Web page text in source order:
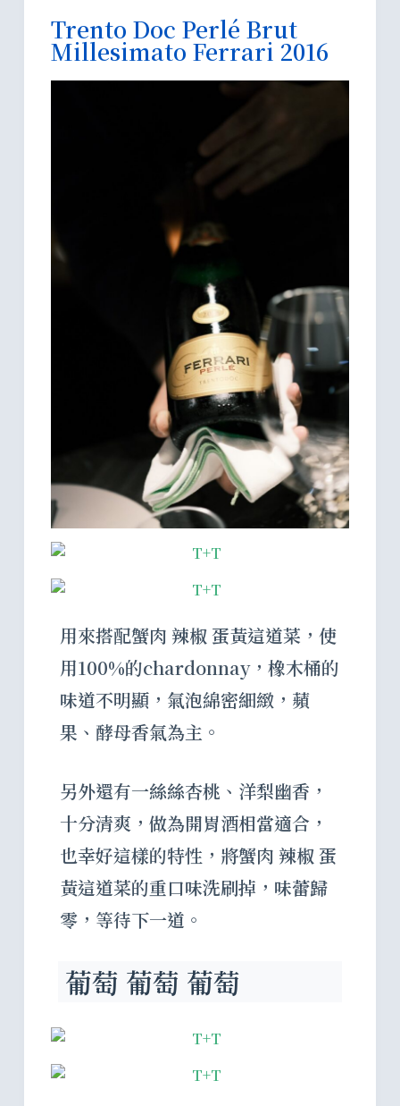
Trento Doc Perlé Brut
Millesimato Ferrari 2016
用來搭配蟹肉 辣椒 蛋黃這道菜，使
用100%的chardonnay，橡木桶的
味道不明顯，氣泡綿密細緻，蘋
果、酵母香氣為主。
另外還有一絲絲杏桃、洋梨幽香，
十分清爽，做為開胃酒相當適合，
也幸好這樣的特性，將蟹肉 辣椒 蛋
黃這道菜的重口味洗刷掉，味蕾歸
零，等待下一道。
葡萄 葡萄 葡萄